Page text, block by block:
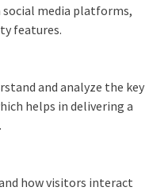
media platforms,
features.
and analyze the key
helps in delivering a
how visitors interact